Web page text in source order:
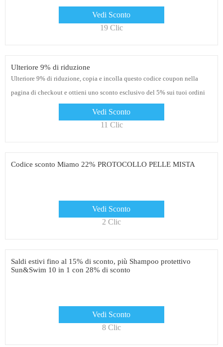
Vedi Sconto
19 Clic
Ulteriore 9% di riduzione
Ulteriore 9% di riduzione, copia e incolla questo codice coupon nella
pagina di checkout e ottieni uno sconto esclusivo del 5% sui tuoi ordini
Vedi Sconto
11 Clic
Codice sconto Miamo 22% PROTOCOLLO PELLE MISTA
Vedi Sconto
2 Clic
Saldi estivi fino al 15% di sconto, più Shampoo protettivo
Sun&Swim 10 in 1 con 28% di sconto
Vedi Sconto
8 Clic